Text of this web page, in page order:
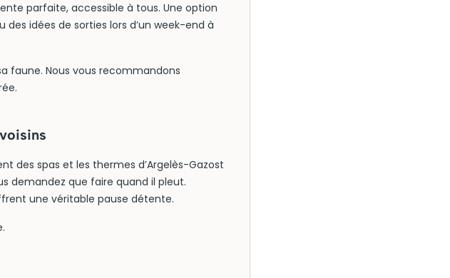
parfaite, accessible à tous. Une option
idées de sorties lors d’un week-end à
faune. Nous vous recommandons
des spas et les thermes d’Argelès-Gazost
demandez que faire quand il pleut.
une véritable pause détente.